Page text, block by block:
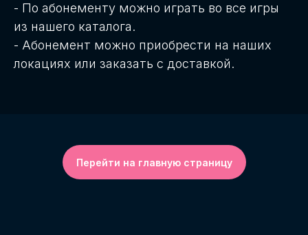
- По абонементу можно играть во все игры
из нашего каталога.
- Абонемент можно приобрести на наших
локациях или заказать с доставкой.
Перейти на главную страницу